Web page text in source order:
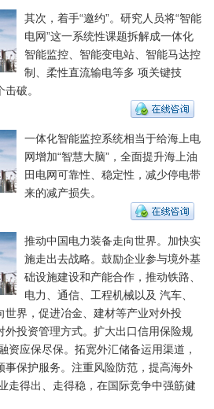
其次，着手“邀约”。研究人员将“智能
电网”这一系统性课题拆解成一体化
智能监控、智能变电站、智能马达控
制、柔性直流输电等多 项关键技
破。
一体化智能监控系统相当于给海上电
网增加“智慧大脑”，全面提升海上油
田电网可靠性、稳定性，减少停电带
来的减产损失。
推动中国电力装备走向世界。加快实
施走出去战略。鼓励企业参与境外基
础设施建设和产能合作，推动铁路、
电力、通信、工程机械以及 汽车、
世界，促进冶金、建材等产业对外投
外投资管理方式。扩大出口信用保险规
资应保尽保。拓宽外汇储备运用渠道，
事保护服务。注重风险防范，提高海外
走得出、走得稳，在国际竞争中强筋健